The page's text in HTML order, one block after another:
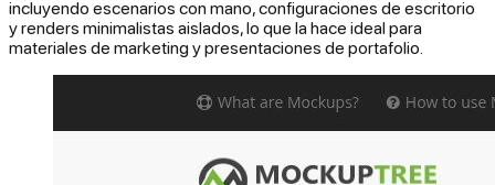
incluyendo escenarios con mano, configuraciones de escritorio
y renders minimalistas aislados, lo que la hace ideal para
materiales de marketing y presentaciones de portafolio.